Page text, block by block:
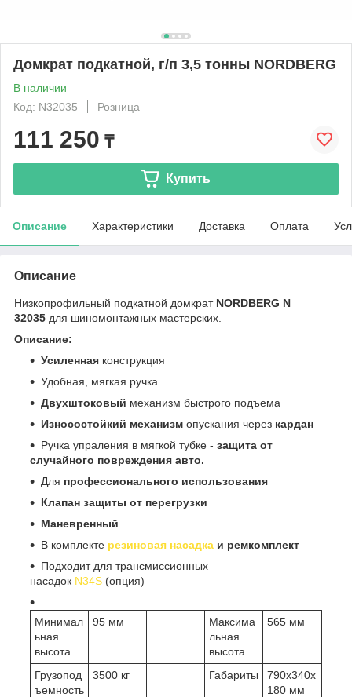
Домкрат подкатной, г/п 3,5 тонны NORDBERG
В наличии
Код: N32035
Розница
111 250 ₸
Купить
Описание Характеристики Доставка Оплата
Описание
Низкопрофильный подкатной домкрат NORDBERG N
32035 для шиномонтажных мастерских.
Описание:
Усиленная конструкция
Удобная, мягкая ручка
Двухштоковый механизм быстрого подъема
Износостойкий механизм опускания через кардан
Ручка упраления в мягкой тубке - защита от
случайного повреждения авто.
Для профессионального использования
Клапан защиты от перегрузки
Маневренный
В комплекте резиновая насадка и ремкомплект
Подходит для трансмиссионных
насадок N34S (опция)
Минимал
ьная
высота
95 мм
Максима
льная
высота
565 мм
Грузопод
ъемность
3500 кг Габариты
790х340х
180 мм